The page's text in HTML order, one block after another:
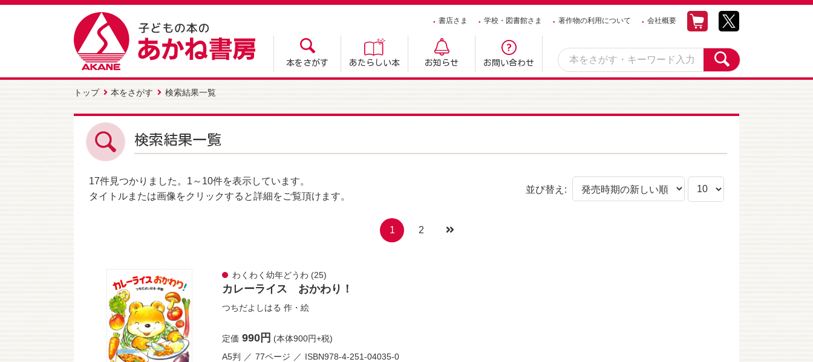
書店さま 学校・図書館さま 著作物の利用について 会社概要
本をさがす あたらしい本 お知らせ お問い合わせ
トップ 本をさがす 検索結果一覧
検索結果一覧
17件見つかりました。 1～10件を表示しています。
タイトルまたは画像をクリックすると詳細をご覧頂けます。
並び替え:
1 2
わくわく幼年どうわ (25)
カレーライス おかわり！
つちだよしはる 作・絵
定価 990円 (本体900円+税)
A5判
77ページ ISBN978-4-251-04035-0